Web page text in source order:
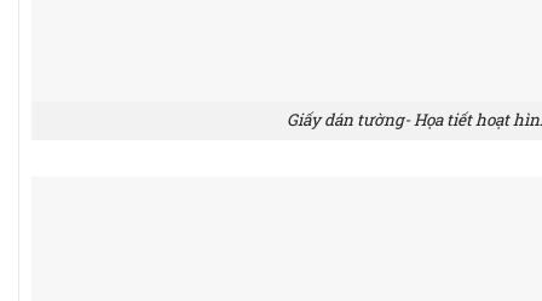
Giấy dán tường- Họa tiết hoạt